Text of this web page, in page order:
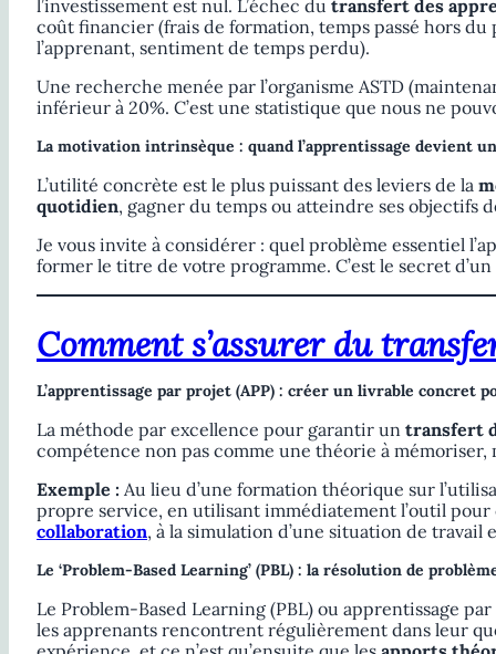
l’investissement est nul. L’échec du transfert des
coût financier (frais de formation, temps passé hors
l’apprenant, sentiment de temps perdu).
Une recherche menée par l’organisme ASTD
inférieur à 20%. C’est une statistique que nous ne
La motivation intrinsèque : quand l’apprentissage devient
L’utilité concrète est le plus puissant des leviers de la
quotidien, gagner du temps ou atteindre ses objectifs
Je vous invite à considérer : quel problème essentiel
former le titre de votre programme. C’est le secret d’un
Comment s’assurer du
L’apprentissage par projet (APP) : créer un livrable concret
La méthode par excellence pour garantir un transfert
compétence non pas comme une théorie à
Exemple : Au lieu d’une formation théorique sur
propre service, en utilisant immédiatement l’outil pour
collaboration, à la simulation d’une situation de travail
Le ‘Problem-Based Learning’ (PBL) : la résolution de
Le Problem-Based Learning (PBL) ou apprentissage
les apprenants rencontrent régulièrement dans leur